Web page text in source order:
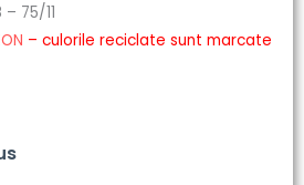
75/11
– culorile reciclate sunt marcate